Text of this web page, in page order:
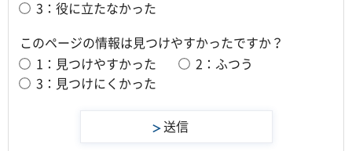
3：役に立たなかった
このページの情報は見つけやすかったですか？
1：見つけやすかった
2：ふつう
3：見つけにくかった